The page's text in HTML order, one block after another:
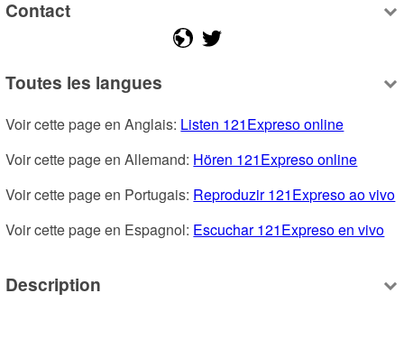
Contact
Toutes les langues
Voir cette page en Anglais: Listen 121Expreso online
Voir cette page en Allemand: Hören 121Expreso online
Voir cette page en Portugais: Reproduzir 121Expreso ao vivo
Voir cette page en Espagnol: Escuchar 121Expreso en vivo
Description